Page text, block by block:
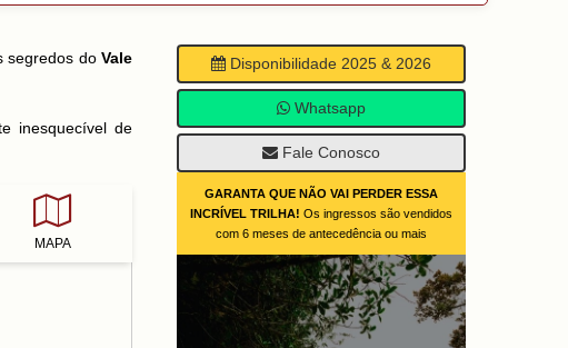
segredos doVale
inesquecível de
MAPA
Disponibilidade 2025 & 2026
Whatsapp
Fale Conosco
GARANTA QUE NÃO VAI PERDER ESSA
INCRÍVEL TRILHA! Os ingressos são vendidos
com 6 meses de antecedência ou mais